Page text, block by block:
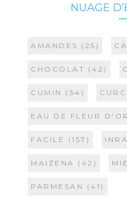
NUAGE
AMANDES (25)
CHOCOLAT (42)
CUMIN (34)
EAU DE FLEUR
FACILE (157)
MAIZENA (42)
PARMESAN (41)